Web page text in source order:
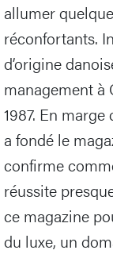
allumer
réconfortants.
d’origine
management à
1987. En
a fondé le
confirme
réussite
ce magazine
du luxe, un